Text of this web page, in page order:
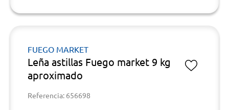
FUEGO MARKET
Leña astillas Fuego market 9 kg
aproximado
Referencia: 656698